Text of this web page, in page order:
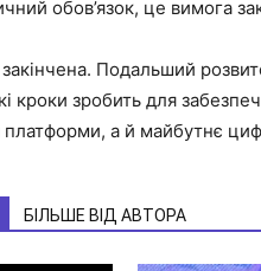
обов’язок, це вимога
Подальший
кроки зробить для
платформи, а й майбутнє
БІЛЬШЕ ВІД АВТОРА